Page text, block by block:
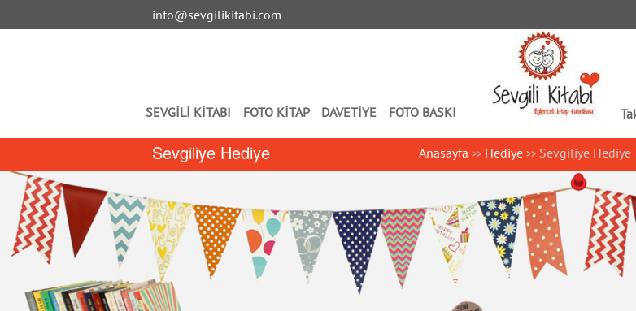
info@sevgilikitabi.com
SEVGİLİ KİTABI FOTO KİTAP DAVETİYE FOTO BASKI
Sevgiliye Hediye Anasayfa >> Hediye >> Sevgiliye Hediye